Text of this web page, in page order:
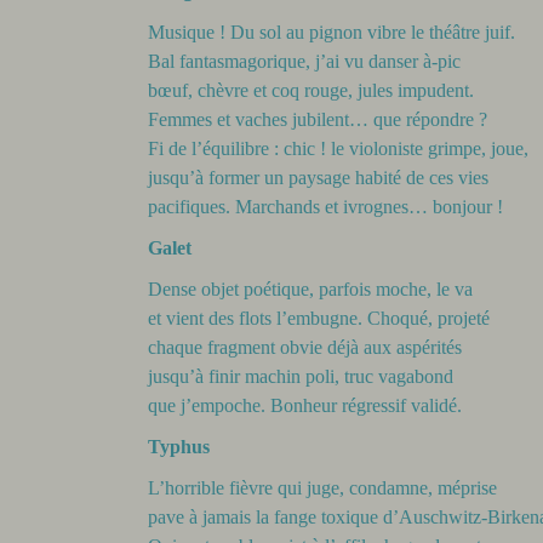
Musique ! Du sol au pignon vibre le théâtre juif.
Bal fantasmagorique, j’ai vu danser à-pic
bœuf, chèvre et coq rouge, jules impudent.
Femmes et vaches jubilent… que répondre ?
Fi de l’équilibre : chic ! le violoniste grimpe, joue,
jusqu’à former un paysage habité de ces vies
pacifiques. Marchands et ivrognes… bonjour !
Galet
Dense objet poétique, parfois moche, le va
et vient des flots l’embugne. Choqué, projeté
chaque fragment obvie déjà aux aspérités
jusqu’à finir machin poli, truc vagabond
que j’empoche. Bonheur régressif validé.
Typhus
L’horrible fièvre qui juge, condamne, méprise
pave à jamais la fange toxique d’Auschwitz-